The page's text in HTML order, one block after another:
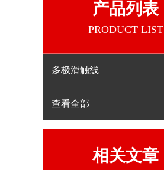
产品列表
PRODUCT LIST
多极滑触线
查看全部
相关文章